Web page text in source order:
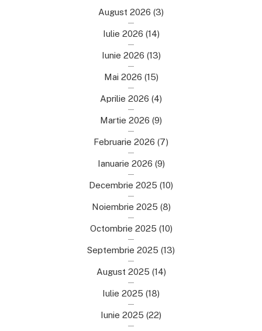
August 2026 (3)
Iulie 2026 (14)
Iunie 2026 (13)
Mai 2026 (15)
Aprilie 2026 (4)
Martie 2026 (9)
Februarie 2026 (7)
Ianuarie 2026 (9)
Decembrie 2025 (10)
Noiembrie 2025 (8)
Octombrie 2025 (10)
Septembrie 2025 (13)
August 2025 (14)
Iulie 2025 (18)
Iunie 2025 (22)